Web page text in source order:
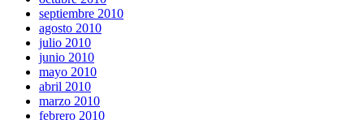
septiembre 2010
agosto 2010
julio 2010
junio 2010
mayo 2010
abril 2010
marzo 2010
febrero 2010